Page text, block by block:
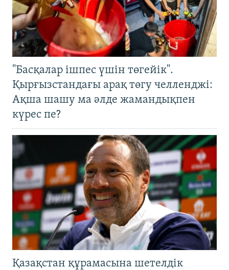
"Басқалар ішпес үшін төгейік".
Қырғызстандағы арақ төгу челленджі:
Ақша шашу ма әлде жамандықпен
күрес пе?
Қазақстан құрамасына шетелдік